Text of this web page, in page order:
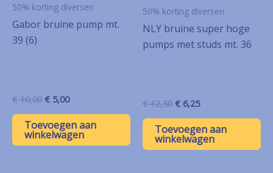
50% korting diversen
Gabor bruine pump mt.
39 (6)
€10,00 Oorspronkelijke
was:
€ 10,00.
€ 5,00Huidige
is:
€ 5,00.
Toevoegen aan
winkelwagen
50% korting diversen
NLY bruine super hoge
pumps met studs mt. 36
€12,50 Oorspronkelijke
was:
€ 12,50.
€ 6,25Huidige
is:
€ 6,25.
Toevoegen aan
winkelwagen